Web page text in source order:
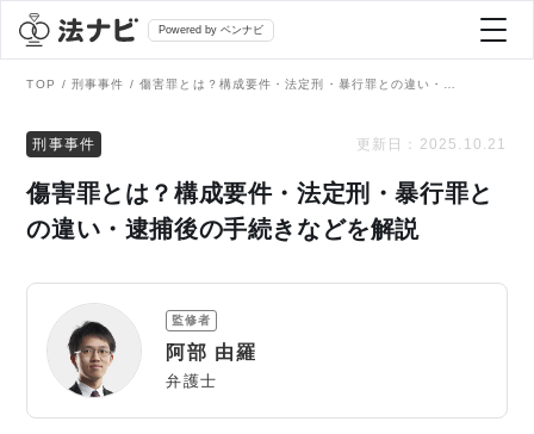
Powered by ベンナビ
全て
刑事事件
債務整理
弁護士を探す
AI Search Premium
TOP 刑事事件
刑事事件 更新日： 2025.10.21
傷害罪とは？構成要件・法定刑・暴行罪と
の違い・逮捕後の手続きなどを解説
監修者
阿部 由羅
弁護士